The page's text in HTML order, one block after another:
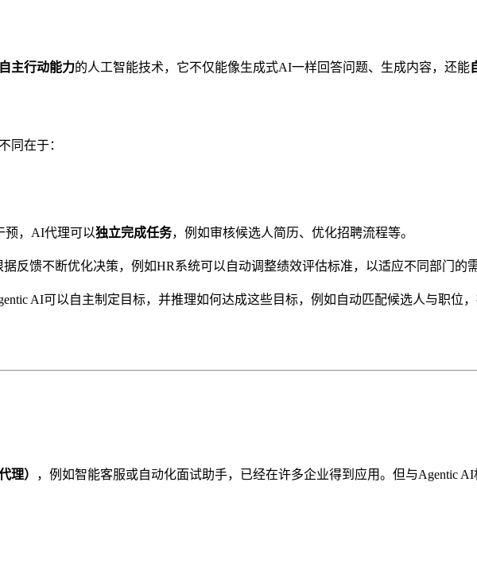
自主行动能力的人工智能技术，它不仅能像生成式AI一样回答问题、生成内容，还能
同在于：
预，AI代理可以独立完成任务，例如审核候选人简历、优化招聘流程等。
据反馈不断优化决策，例如HR系统可以自动调整绩效评估标准，以适应不同部门的需
AI可以自主制定目标，并推理如何达成这些目标，例如自动匹配候选人与职位，
理） ，例如智能客服或自动化面试助手，已经在许多企业得到应用。但与Agentic AI